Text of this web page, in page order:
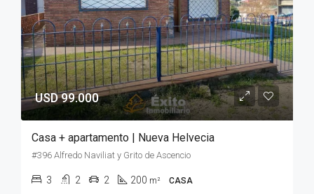
USD 99.000
Casa + apartamento | Nueva Helvecia
#396 Alfredo Naviliat y Grito de Ascencio
3 2 2 200 m² CASA